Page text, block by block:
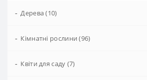
- Дерева (10)
- Кімнатні рослини (96)
- Квіти для саду (7)